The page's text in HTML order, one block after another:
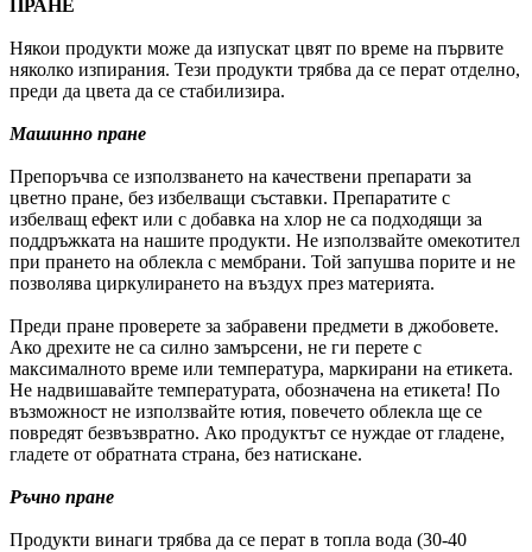
ПРАНЕ
Някои продукти може да изпускат цвят по време на първите
няколко изпирания. Тези продукти трябва да се перат отделно,
преди да цвета да се стабилизира.
Машинно пране
Препоръчва се използването на качествени препарати за
цветно пране, без избелващи съставки. Препаратите с
избелващ ефект или с добавка на хлор не са подходящи за
поддръжката на нашите продукти. Не използвайте омекотител
при прането на облекла с мембрани. Той запушва порите и не
позволява циркулирането на въздух през материята.
Преди пране проверете за забравени предмети в джобовете.
Ако дрехите не са силно замърсени, не ги перете с
максималното време или температура, маркирани на етикета.
Не надвишавайте температурата, обозначена на етикета! По
възможност не използвайте ютия, повечето облекла ще се
повредят безвъзвратно. Ако продуктът се нуждае от гладене,
гладете от обратната страна, без натискане.
Ръчно пране
Продукти винаги трябва да се перат в топла вода (30-40